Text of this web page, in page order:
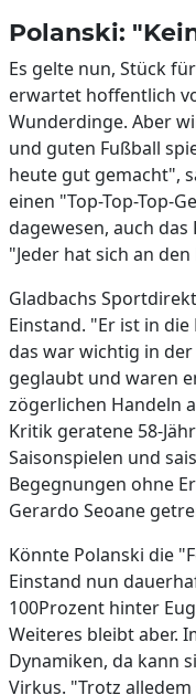
Polanski:
Es gelte nun, Stück
erwartet hoffentlich
Wunderdinge. Aber
und guten Fußball
heute gut gemacht",
einen "Top-Top-Top-
dagewesen, auch
"Jeder hat sich an
Gladbachs
Einstand. "Er ist in
das war wichtig in der
geglaubt und waren
zögerlichen Handeln
Kritik geratene 58-
Saisonspielen und
Begegnungen ohne
Gerardo Seoane
Könnte Polanski die
Einstand nun
100Prozent hinter
Weiteres bleibt aber.
Dynamiken, da kann
Virkus. "Trotz